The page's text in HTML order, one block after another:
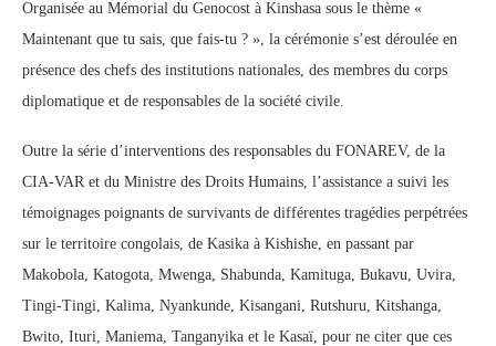
Organisée au Mémorial du Genocost à Kinshasa sous le thème «
Maintenant que tu sais, que fais-tu ? », la cérémonie s’est déroulée en
présence des chefs des institutions nationales, des membres du corps
diplomatique et de responsables de la société civile.
Outre la série d’interventions des responsables du FONAREV, de la
CIA-VAR et du Ministre des Droits Humains, l’assistance a suivi les
témoignages poignants de survivants de différentes tragédies perpétrées
sur le territoire congolais, de Kasika à Kishishe, en passant par
Makobola, Katogota, Mwenga, Shabunda, Kamituga, Bukavu, Uvira,
Tingi-Tingi, Kalima, Nyankunde, Kisangani, Rutshuru, Kitshanga,
Bwito, Ituri, Maniema, Tanganyika et le Kasaï, pour ne citer que ces